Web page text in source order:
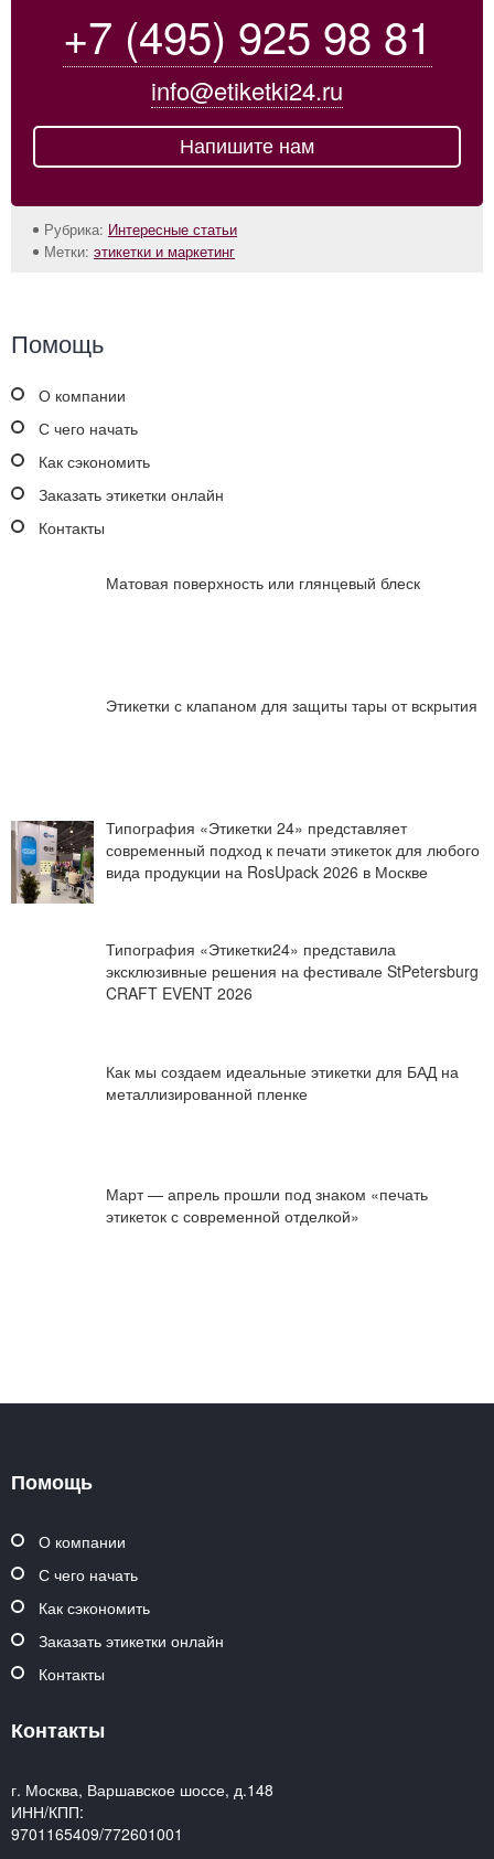
+7 (495) 925 98 81
info@etiketki24.ru
Напишите нам
Рубрика: Интересные статьи
Метки: этикетки и маркетинг
Помощь
О компании
С чего начать
Как сэкономить
Заказать этикетки онлайн
Контакты
Матовая поверхность или глянцевый блеск
Этикетки с клапаном для защиты тары от вскрытия
Типография «Этикетки 24» представляет
современный подход к печати этикеток для любого
вида продукции на RosUpack 2026 в Москве
Типография «Этикетки24» представила
эксклюзивные решения на фестивале StPetersburg
CRAFT EVENT 2026
Как мы создаем идеальные этикетки для БАД на
металлизированной пленке
Март — апрель прошли под знаком «печать
этикеток с современной отделкой»
Помощь
О компании
С чего начать
Как сэкономить
Заказать этикетки онлайн
Контакты
Контакты
г. Москва, Варшавское шоссе, д.148
ИНН/КПП:
9701165409/772601001